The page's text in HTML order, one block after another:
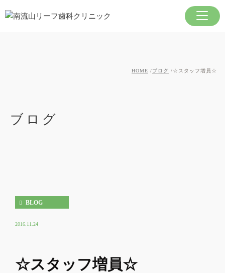
ブログ
HOME ブログ ☆スタッフ増員☆
BLOG
2016.11.24
☆スタッフ増員☆